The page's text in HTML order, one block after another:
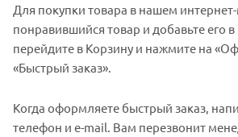
Для покупки товара в нашем
понравившийся товар и добавьте его
перейдите в Корзину и нажмите на
«Быстрый заказ».
Когда оформляете быстрый заказ,
телефон и e-mail. Вам перезвонит